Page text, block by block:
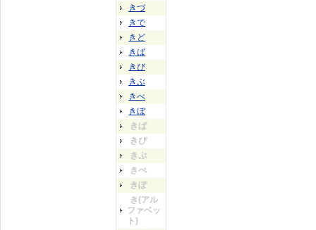
きづ
きで
きど
きば
きび
きぶ
きべ
きぼ
きぱ
きぴ
きぷ
きぺ
きぽ
き(アル
ファベッ
ト)